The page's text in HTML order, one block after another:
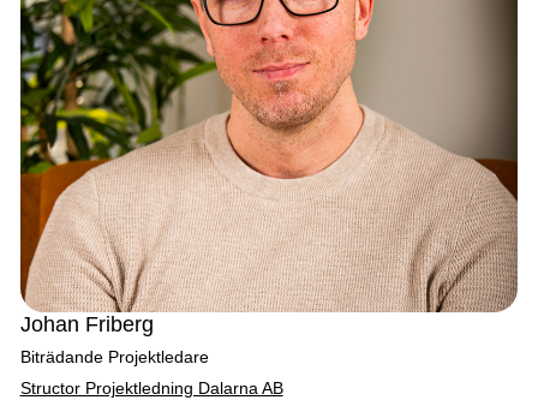
Johan Friberg
Biträdande Projektledare
Structor Projektledning Dalarna AB